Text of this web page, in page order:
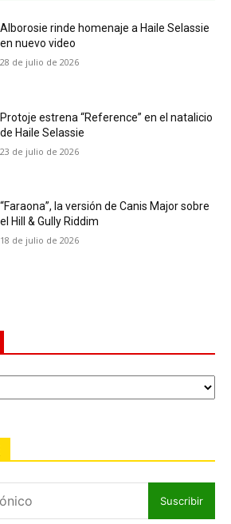
Alborosie rinde homenaje a Haile Selassie
en nuevo video
28 de julio de 2026
Protoje estrena “Reference” en el natalicio
de Haile Selassie
23 de julio de 2026
“Faraona”, la versión de Canis Major sobre
el Hill & Gully Riddim
18 de julio de 2026
Suscribir